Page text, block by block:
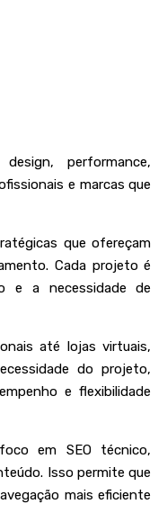
performance,
e marcas que
que ofereçam
Cada projeto é
e a necessidade de
até lojas virtuais,
do projeto,
e flexibilidade
em SEO técnico,
Isso permite que
mais eficiente